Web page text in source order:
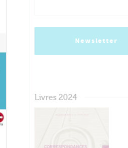
Newsletter
Livres 2024